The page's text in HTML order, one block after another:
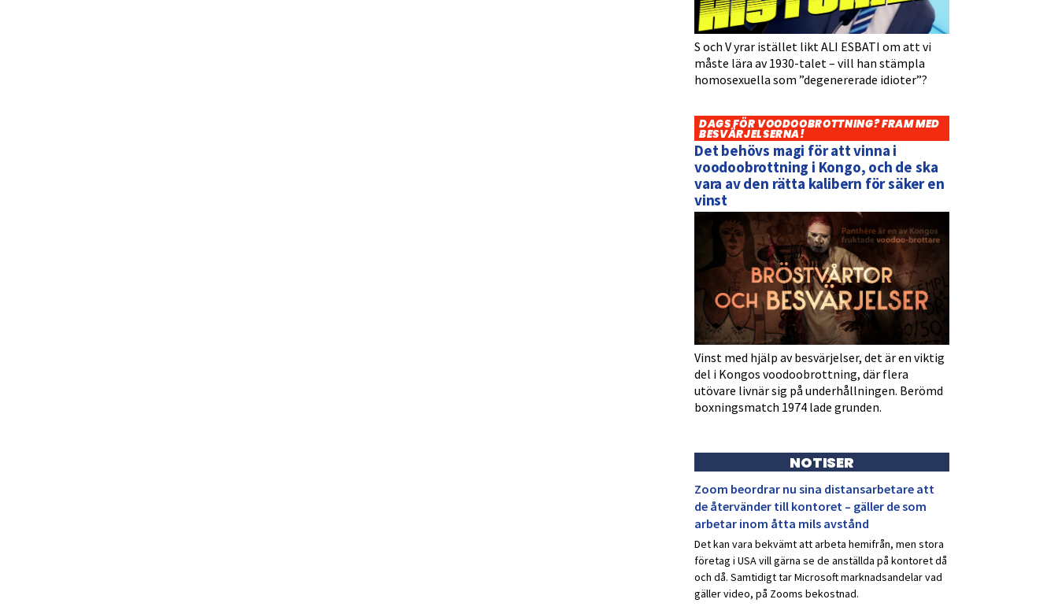
S och V yrar istället likt ALI ESBATI om att vi
måste lära av 1930-talet – vill han stämpla
homosexuella som ”degenererade idioter”?
DAGS FÖR VOODOOBROTTNING? FRAM MED
BESVÄRJELSERNA!
Det behövs magi för att vinna i
voodoobrottning i Kongo, och de ska
vara av den rätta kalibern för säker en
vinst
Vinst med hjälp av besvärjelser, det är en viktig
del i Kongos voodoobrottning, där flera
utövare livnär sig på underhållningen. Berömd
boxningsmatch 1974 lade grunden.
NOTISER
Zoom beordrar nu sina distansarbetare att
de återvänder till kontoret – gäller de som
arbetar inom åtta mils avstånd
Det kan vara bekvämt att arbeta hemifrån, men stora
företag i USA vill gärna se de anställda på kontoret då
och då. Samtidigt tar Microsoft marknadsandelar vad
gäller video, på Zooms bekostnad.